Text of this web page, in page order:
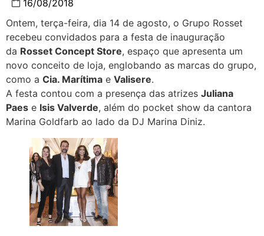
16/08/2018
Ontem, terça-feira, dia 14 de agosto, o Grupo Rosset
recebeu convidados para a festa de inauguração
da Rosset Concept Store, espaço que apresenta um
novo conceito de loja, englobando as marcas do grupo,
como a Cia. Marítima e Valisere.
A festa contou com a presença das atrizes Juliana
Paes e Isis Valverde, além do pocket show da cantora
Marina Goldfarb ao lado da DJ Marina Diniz.